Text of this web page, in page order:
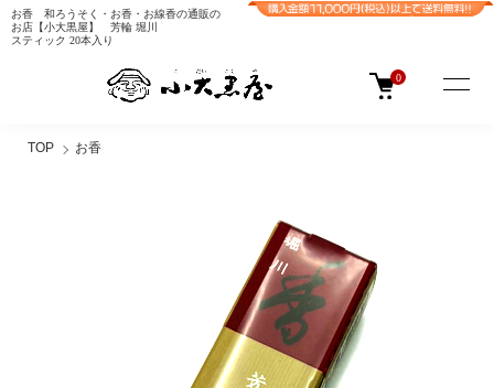
お香 和ろうそく・お香・お線香の通販の
お店【小大黒屋】 芳輪 堀川
スティック 20本入り
0
TOP お香